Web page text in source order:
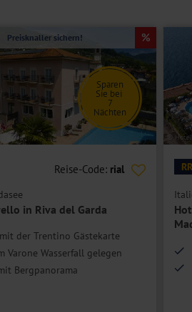
über Doppelbett oder getrennte
Balkon.
und verfügen bei gleicher
wie Doppelzimmer und Platz für bis zu
Sparen
Sie bei
7
Nächten
Preisknaller sichern!
Reise-Code: rial
in Riva del Garda
der Trentino Gästekarte
Varone Wasserfall gelegen
Bergpanorama
©